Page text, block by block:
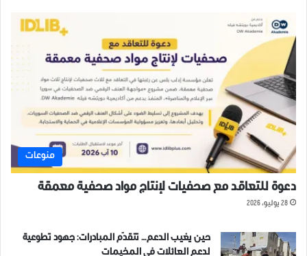
منوعات
دعوة للتعاقد مع صحفيات لإنتاج مواد صحفية معمقة
28 يوليو، 2026
حين يغيب الدعم… تتقدّم المبادرات: جهود تطوعية
لدعم العائلات في المخيمات